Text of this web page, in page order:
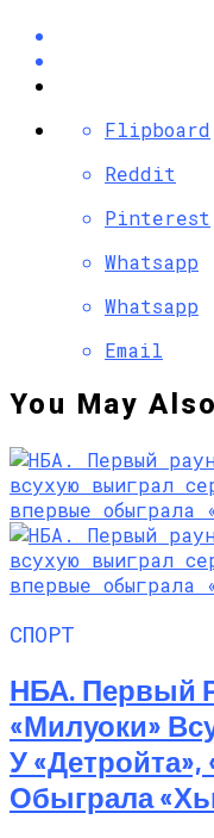
Flipboard
Reddit
Pinterest
Whatsapp
Whatsapp
Email
You May
СПОРТ
НБА. Первый
«Милуоки»
У
Обыграла